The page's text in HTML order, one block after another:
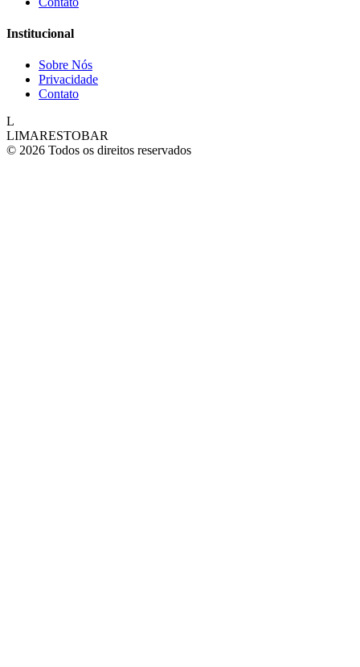
Institucional
Sobre Nós
Privacidade
Contato
L
LIMARESTOBAR
© 2026 Todos os direitos reservados